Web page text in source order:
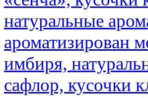
натуральные
ароматизирован
имбиря,
сафлор, кусочки